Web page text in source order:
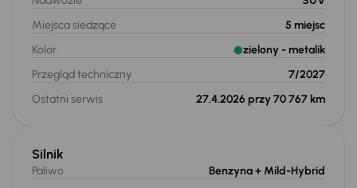
Miejsca siedzące
5 miejsc
Kolor
zielony - metalik
Przegląd techniczny
7/2027
Ostatni serwis
27.4.2026 przy 70 767 km
Silnik
Paliwo Benzyna+ Mild-Hybrid